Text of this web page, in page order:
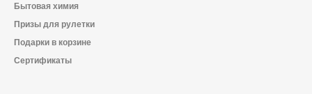
Бытовая химия
Призы для рулетки
Подарки в корзине
Сертификаты